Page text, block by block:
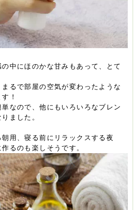
中にほのかな甘みもあって、とて
るで部屋の空気が変わったような
！
なので、他にもいろいろなブレン
ました。
用、寝る前にリラックスする夜
るのも楽しそうです。